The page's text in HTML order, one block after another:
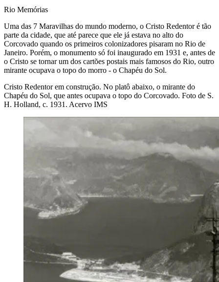
Rio Memórias
Uma das 7 Maravilhas do mundo moderno, o Cristo Redentor é tão
parte da cidade, que até parece que ele já estava no alto do
Corcovado quando os primeiros colonizadores pisaram no Rio de
Janeiro. Porém, o monumento só foi inaugurado em 1931 e, antes de
o Cristo se tornar um dos cartões postais mais famosos do Rio, outro
mirante ocupava o topo do morro - o Chapéu do Sol.
Cristo Redentor em construção. No platô abaixo, o mirante do
Chapéu do Sol, que antes ocupava o topo do Corcovado. Foto de S.
H. Holland, c. 1931. Acervo IMS